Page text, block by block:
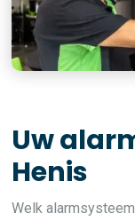
Uw
Henis
Welk